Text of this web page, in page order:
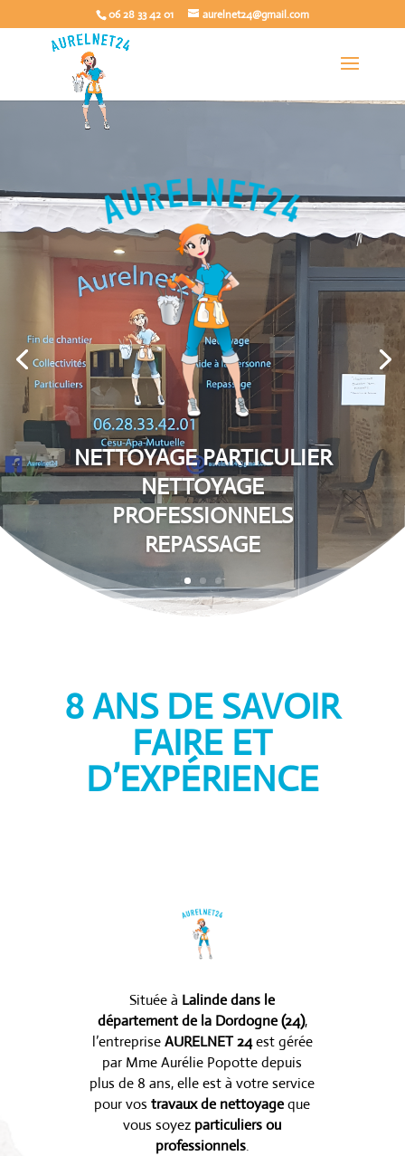
06 28 33 42 01 aurelnet24@gmail.com
NETTOYAGE PARTICULIER
NETTOYAGE
PROFESSIONNELS
REPASSAGE
8 ANS DE SAVOIR
FAIRE ET
D’EXPÉRIENCE
Située à Lalinde dans le
département de la Dordogne (24),
l’entrepriseAURELNET 24est gérée
par Mme Aurélie Popotte depuis
plus de 8 ans, elle est à votre service
pour vostravaux de nettoyageque
vous soyez particuliers ou
professionnels.